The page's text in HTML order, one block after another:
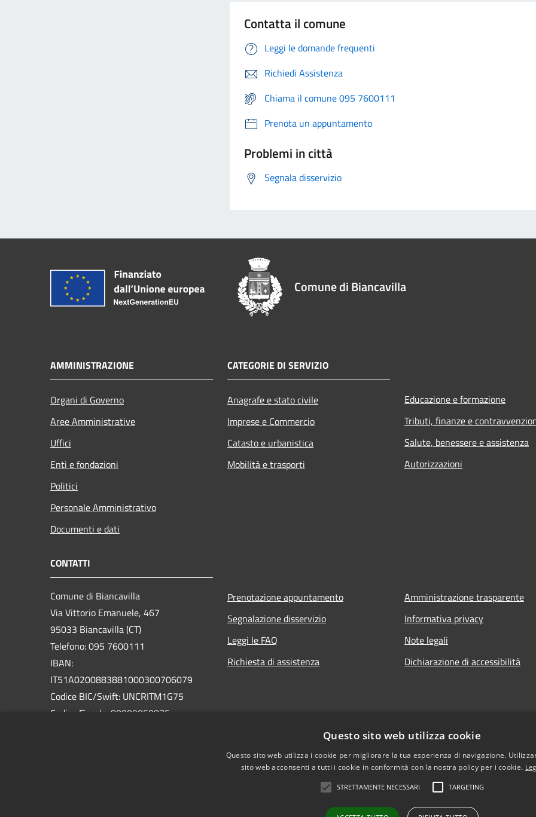
Contatta il comune
Leggi le domande frequenti
Richiedi Assistenza
Chiama il comune 095 7600111
Prenota un appuntamento
Problemi in città
Segnala disservizio
Comune di Biancavilla
AMMINISTRAZIONE
Organi di Governo
Aree Amministrative
Uffici
Enti e fondazioni
Politici
Personale Amministrativo
Documenti e dati
CATEGORIE DI SERVIZIO
Anagrafe e stato civile
Imprese e Commercio
Catasto e urbanistica
Mobilità e trasporti
Educazione e formazione
Tributi, finanze e
Salute, benessere e assistenza
Autorizzazioni
CONTATTI
Comune di Biancavilla
Via Vittorio Emanuele, 467
95033 Biancavilla (CT)
Telefono: 095 7600111
IBAN:
IT51A0200883881000300706079
Codice BIC/Swift: UNCRITM1G75
Codice Fiscale: 80009050875
Prenotazione appuntamento
Segnalazione disservizio
Leggi le FAQ
Richiesta di assistenza
Amministrazione trasparente
Informativa privacy
Note legali
Dichiarazione di accessibilità
Questo sito web utilizza cookie
Questo sito web utilizza i cookie per migliorare la tua esperienza di navigazione.
sito web acconsenti a tutti i cookie in conformità con la nostra policy per i cookie.
STRETTAMENTE NECESSARI TARGETING